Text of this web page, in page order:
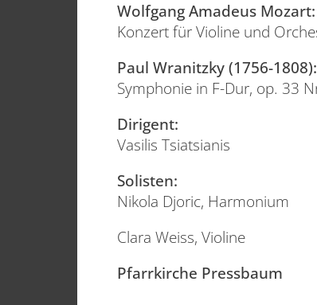
Wolfgang Amadeus Mozart:
Konzert für Violine und
Paul Wranitzky (1756-1808):
Symphonie in F-Dur, op. 33
Dirigent:
Vasilis Tsiatsianis
Solisten:
Nikola Djoric, Harmonium
Clara Weiss, Violine
Pfarrkirche Pressbaum